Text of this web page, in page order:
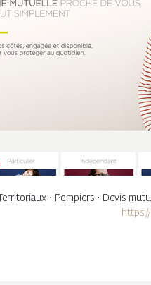
⋅ Pompiers ⋅ Devis